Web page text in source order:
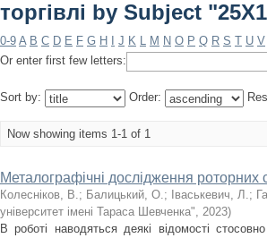
торгівлі by Subject
0-9 A B C D E F G H J K L M N O P Q R S T U V
Or enter first few letters:
Sort by: Order:
Now showing items 1-1 of 1
Металографічні дослідження роторних
Колесніков, В.; Балицький, О.; Іваськевич, Л.;
університет імені Тараса Шевченка", 2023)
В роботі наводяться деякі відомості